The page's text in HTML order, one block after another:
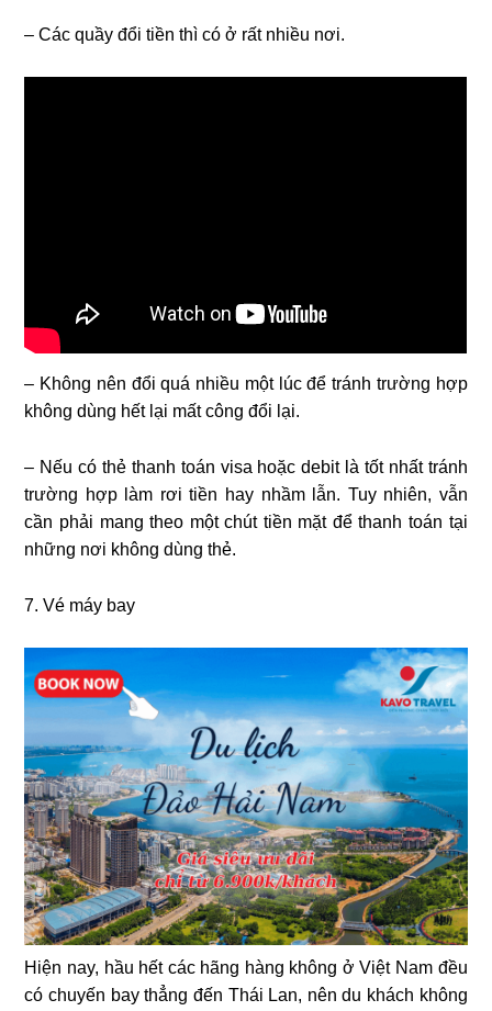
– Các quầy đổi tiền thì có ở rất nhiều nơi.
– Không nên đổi quá nhiều một lúc để tránh trường hợp
không dùng hết lại mất công đổi lại.
– Nếu có thẻ thanh toán visa hoặc debit là tốt nhất tránh
trường hợp làm rơi tiền hay nhầm lẫn. Tuy nhiên, vẫn
cần phải mang theo một chút tiền mặt để thanh toán tại
những nơi không dùng thẻ.
7. Vé máy bay
Hiện nay, hầu hết các hãng hàng không ở Việt Nam đều
có chuyến bay thẳng đến Thái Lan, nên du khách không